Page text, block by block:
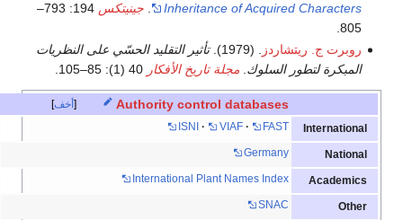
Inheritance of Acquired Characters
. جينيتكس
194: 793–
805.
روبرت ج. ريتشاردز
. (1979).
تأثير التقليد الحسّي على النظريات
المبكرة لتطور السلوك مجلة تاريخ الأفكار
أخف Authority control databases
International
ISNI VIAF FAST
National
Germany
Academics
International Plant Names Index
Other
SNAC